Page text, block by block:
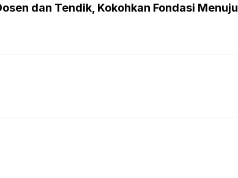
dan Tendik, Kokohkan Fondasi Menuju